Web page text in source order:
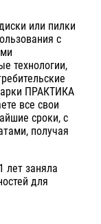
или пилки
с
технологии,
ПРАКТИКА
все свои
сроки, с
получая
лет заняла
для